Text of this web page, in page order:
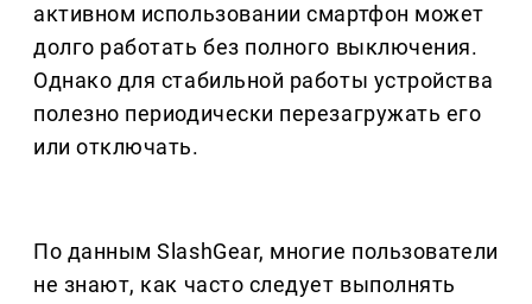
активном использовании смартфон может
долго работать без полного выключения.
Однако для стабильной работы устройства
полезно периодически перезагружать его
или отключать.
По данным SlashGear, многие пользователи
не знают, как часто следует выполнять